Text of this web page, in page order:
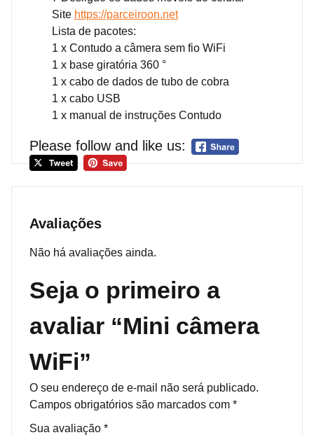
Site https://parceiroon.net
Lista de pacotes:
1 x Contudo a câmera sem fio WiFi
1 x base giratória 360 °
1 x cabo de dados de tubo de cobra
1 x cabo USB
1 x manual de instruções Contudo
Please follow and like us:
Avaliações
Não há avaliações ainda.
Seja o primeiro a
avaliar “Mini câmera
WiFi”
O seu endereço de e-mail não será publicado.
Campos obrigatórios são marcados com *
Sua avaliação *